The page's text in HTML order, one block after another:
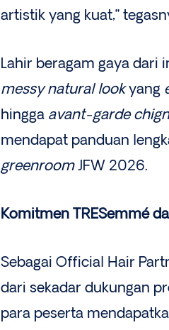
artistik yang kuat,”
Lahir beragam gaya dari
messy natural lookyang
hingga avant-garde
mendapat panduan
greenroomJFW 2026.
Komitmen TRESemmé
Sebagai Official Hair
dari sekadar dukungan
para peserta